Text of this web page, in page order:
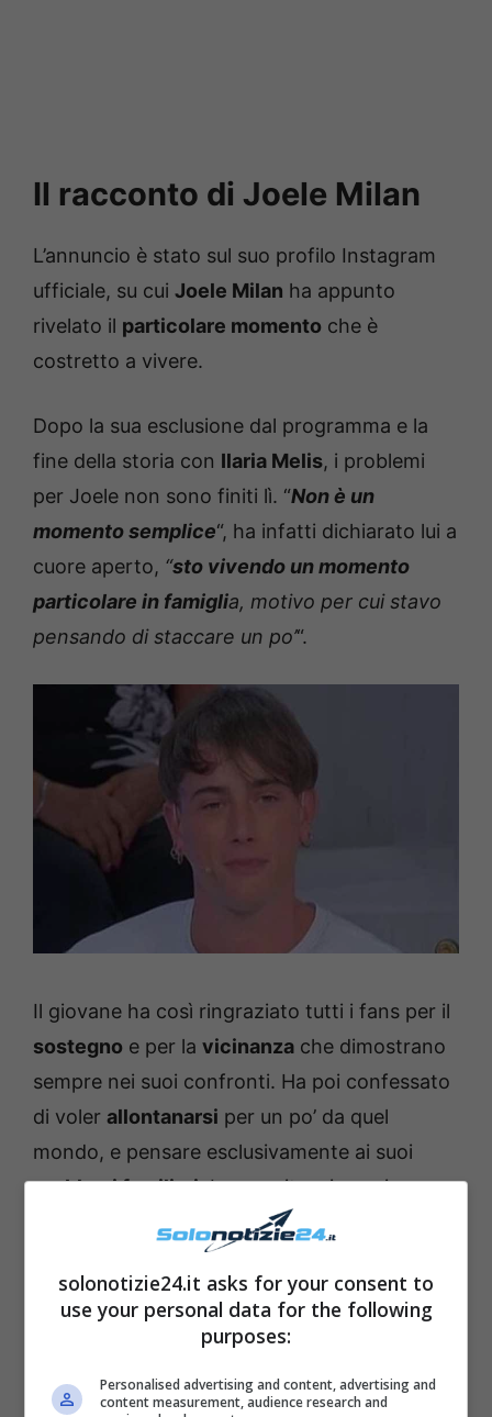
Il racconto di Joele Milan
L’annuncio è stato sul suo profilo Instagram
ufficiale, su cui Joele Milan ha appunto
rivelato il particolare momento che è
costretto a vivere.
Dopo la sua esclusione dal programma e la
fine della storia con Ilaria Melis, i problemi
per Joele non sono finiti lì. “Non è un
momento semplice“, ha infatti dichiarato lui a
cuore aperto, “sto vivendo un momento
particolare in famiglia, motivo per cui stavo
pensando di staccare un po’“.
Il giovane ha così ringraziato tutti i fans per il
sostegno e per la vicinanza che dimostrano
sempre nei suoi confronti. Ha poi confessato
di voler allontanarsi per un po’ da quel
mondo, e pensare esclusivamente ai suoi
problemi familiari. La sua situazione si
risolverà sicuramente nel migliore dei modi, e
il bel Joele tornerà a
solonotizie24.it asks for your consent to
use your personal data for the following
purposes:
Personalised advertising and content, advertising and
content measurement, audience research and